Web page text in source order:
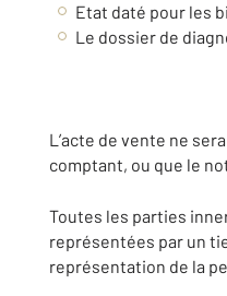
Etat daté pour les
Le dossier de
L’acte de vente ne
comptant, ou que le
Toutes les parties
représentées par un
représentation de la